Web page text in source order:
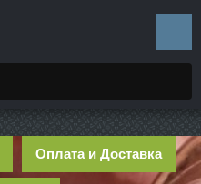
Оплата и Доставка